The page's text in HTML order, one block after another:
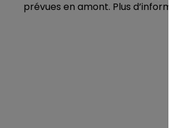
prévues en amont. Plus